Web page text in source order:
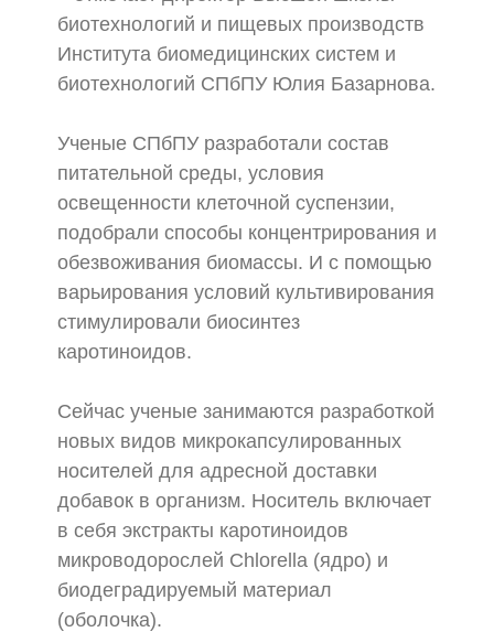
биотехнологий и пищевых производств
Института биомедицинских систем и
биотехнологий СПбПУ Юлия Базарнова.
Ученые СПбПУ разработали состав
питательной среды, условия
освещенности клеточной суспензии,
подобрали способы концентрирования и
обезвоживания биомассы. И с помощью
варьирования условий культивирования
стимулировали биосинтез
каротиноидов.
Сейчас ученые занимаются разработкой
новых видов микрокапсулированных
носителей для адресной доставки
добавок в организм. Носитель включает
в себя экстракты каротиноидов
микроводорослей Chlorella (ядро) и
биодеградируемый материал
(оболочка).